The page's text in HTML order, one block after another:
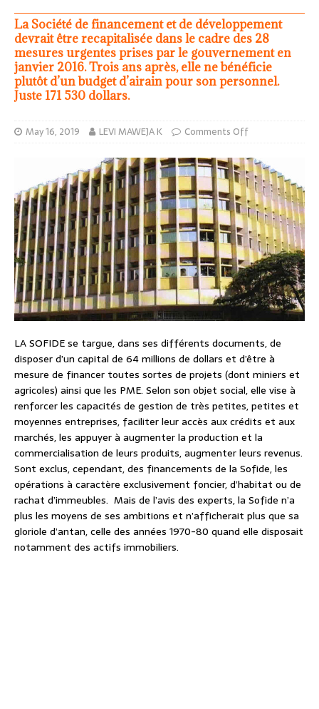
La Société de financement et de développement
devrait être recapitalisée dans le cadre des 28
mesures urgentes prises par le gouvernement en
janvier 2016. Trois ans après, elle ne bénéficie
plutôt d’un budget d’airain pour son personnel.
Juste 171 530 dollars.
May 16, 2019 LEVI MAWEJA K Comments Off
LA SOFIDE se targue, dans ses différents documents, de
disposer d’un capital de 64 millions de dollars et d’être à
mesure de financer toutes sortes de projets (dont miniers et
agricoles) ainsi que les PME. Selon son objet social, elle vise à
renforcer les capacités de gestion de très petites, petites et
moyennes entreprises, faciliter leur accès aux crédits et aux
marchés, les appuyer à augmenter la production et la
commercialisation de leurs produits, augmenter leurs revenus.
Sont exclus, cependant, des financements de la Sofide, les
opérations à caractère exclusivement foncier, d’habitat ou de
rachat d’immeubles. Mais de l’avis des experts, la Sofide n’a
plus les moyens de ses ambitions et n’afficherait plus que sa
gloriole d’antan, celle des années 1970-80 quand elle disposait
notamment des actifs immobiliers.